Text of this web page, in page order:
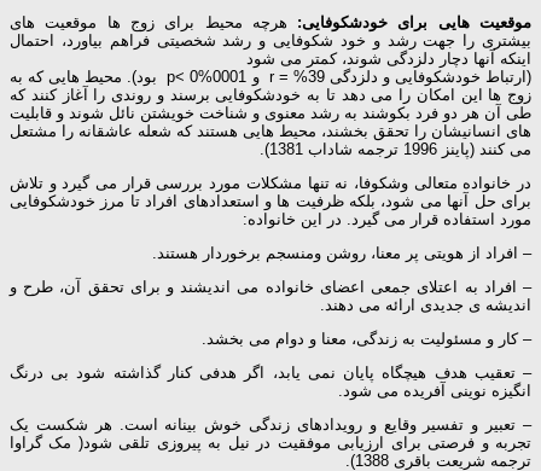
موقعیت هایی برای خودشکوفایی: هرچه محیط برای زوج ها موقعیت های
بیشتری را جهت رشد و خود شکوفایی و رشد شخصیتی فراهم بیاورد، احتمال
اینکه آنها دچار دلزدگی شوند، کمتر می شود
(ارتباط خودشکوفایی و دلزدگی r = %39 و p< 0%0001 بود). محیط هایی که به
زوج ها این امکان را می دهد تا به خودشکوفایی برسند و روندی را آغاز کنند که
طی آن هر دو فرد بکوشند به رشد معنوی و شناخت خویشتن نائل شوند و قابلیت
های انسانیشان را تحقق بخشند، محیط هایی هستند که شعله عاشقانه را مشتعل
می کنند (پاینز 1996 ترجمه شاداب 1381).
در خانواده متعالی وشکوفا، نه تنها مشکلات مورد بررسی قرار می گیرد و تلاش
برای حل آنها می شود، بلکه ظرفیت ها و استعدادهای افراد تا مرز خودشکوفایی
مورد استفاده قرار می گیرد. در این خانواده:
– افراد از هویتی پر معنا، روشن ومنسجم برخوردار هستند.
– افراد به اعتلای جمعی اعضای خانواده می اندیشند و برای تحقق آن، طرح و
اندیشه ی جدیدی ارائه می دهند.
– کار و مسئولیت به زندگی، معنا و دوام می بخشد.
– تعقیب هدف هیچگاه پایان نمی یابد، اگر هدفی کنار گذاشته شود بی درنگ
انگیزه نوینی آفریده می شود.
– تعبیر و تفسیر وقایع و رویدادهای زندگی خوش بینانه است. هر شکست یک
تجربه و فرصتی برای ارزیابی موفقیت در نیل به پیروزی تلقی شود( مک گراوا
ترجمه شریعت باقری 1388).